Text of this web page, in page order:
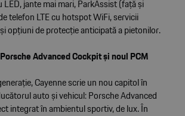
jante mai mari, ParkAssist (față și
telefon LTE cu hotspot WiFi, servicii
opțiuni de protecție anticipată a pietonilor.
Advanced Cockpit și noul PCM
Cayenne scrie un nou capitol în
auto și vehicul: Porsche Advanced
integrat în ambientul sportiv, de lux. În